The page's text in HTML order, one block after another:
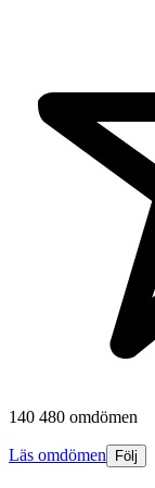
140 480 omdömen
Läs omdömen Följ